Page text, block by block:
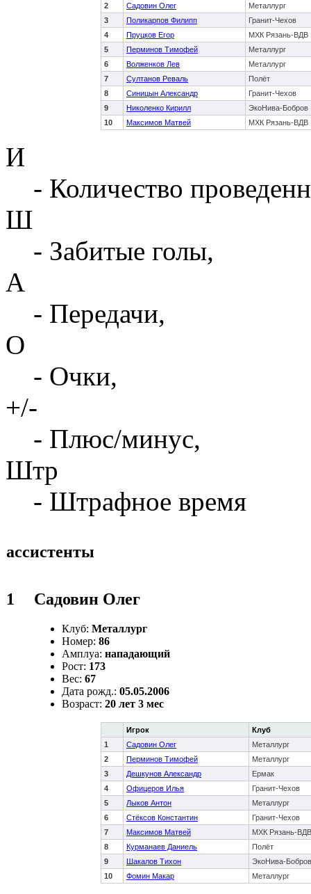
2
Садовин Олег
Металлург
3
Поликарпов Филипп
Гранит-Чехов
4
Пруцков Егор
МХК Рязань-ВДВ
5
Перминов Тимофей
Металлург
6
Волженков Лев
Металлург
7
Султанов Реваль
Полёт
8
Синицын Александр
Гранит-Чехов
9
Николенко Кирилл
ЭкоНива-Бобров
10
Максимов Матвей МХК Рязань-ВДВ
И
- Количество
Ш
- Забитые голы,
А
- Передачи,
О
- Очки,
+/-
- Плюс/минус,
Штр
- Штрафное время
ассистенты
1 Садовин Олег
Клуб: Металлург
Номер: 86
Амплуа: нападающий
Рост: 173
Вес: 67
Дата рожд.: 05.05.2006
Возраст: 20 лет 3 мес
Игрок
Клуб
1
Садовин Олег
Металлург
2
Перминов Тимофей
Металлург
3
Дешкунов Александр
Ермак
4
Офицеров Илья
Гранит-Чехов
5
Лыков Антон
Металлург
6
Стёксов Константин
Гранит-Чехов
7
Максимов Матвей
МХК Рязань-ВДВ
8
Курманаев Даниель
Полёт
9
Шакалов Тихон
ЭкоНива-Бобров
10
Фомин Макар Металлург